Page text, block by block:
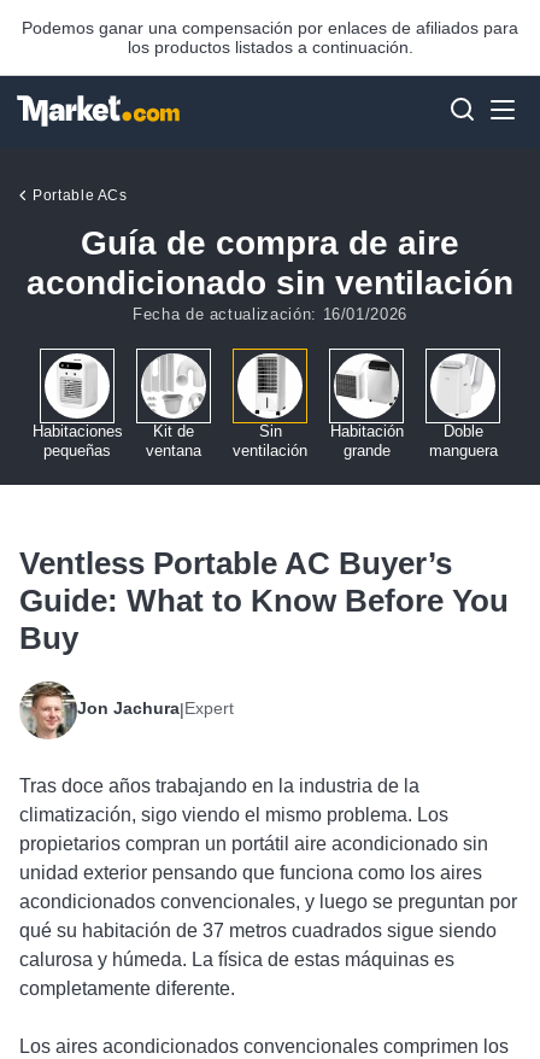
Podemos ganar una compensación por enlaces de afiliados para
los productos listados a continuación.
Portable ACs
Guía de compra de aire
acondicionado sin ventilación
Fecha de actualización: 16/01/2026
Habitaciones
pequeñas
Kit de
ventana
Sin
ventilación
Habitación
grande
Doble
manguera
Ventless Portable AC Buyer’s
Guide: What to Know Before You
Buy
Jon Jachura|Expert
Tras doce años trabajando en la industria de la
climatización, sigo viendo el mismo problema. Los
propietarios compran un portátil aire acondicionado sin
unidad exterior pensando que funciona como los aires
acondicionados convencionales, y luego se preguntan por
qué su habitación de 37 metros cuadrados sigue siendo
calurosa y húmeda. La física de estas máquinas es
completamente diferente.
Los aires acondicionados convencionales comprimen los